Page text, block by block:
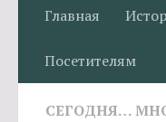
Главная
Посетителям
СЕГОДНЯ…